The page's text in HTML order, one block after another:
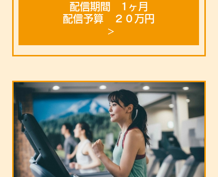
配信期間 1ヶ月
配信予算 ２０万円